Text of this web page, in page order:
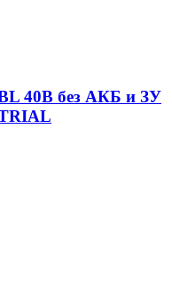
40В без АКБ и ЗУ